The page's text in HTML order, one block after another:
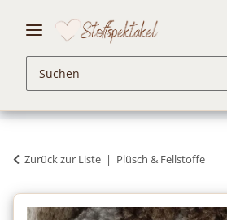
Zurück zur Liste Plüsch & Fellstoffe